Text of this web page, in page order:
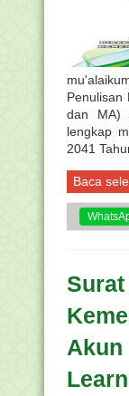
Penulisan
dan MA)
lengkap
2041
Baca